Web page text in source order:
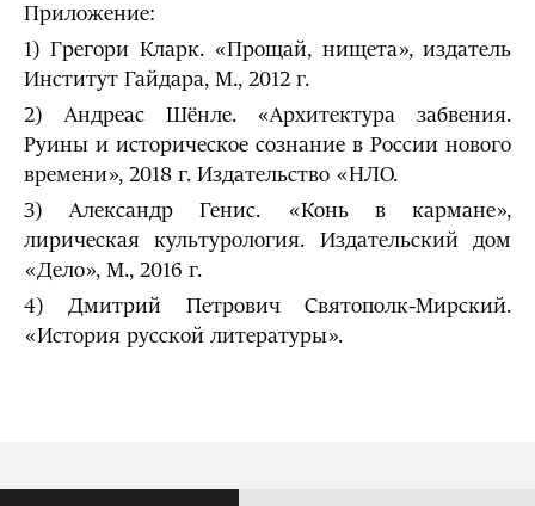
Приложение:
1) Грегори Кларк. «Прощай, нищета», издатель
Институт Гайдара, М., 2012 г.
2) Андреас Шёнле. «Архитектура забвения.
Руины и историческое сознание в России нового
времени», 2018 г. Издательство «НЛО.
3) Александр Генис. «Конь в кармане»,
лирическая культурология. Издательский дом
«Дело», М., 2016 г.
4) Дмитрий Петрович Святополк-Мирский.
«История русской литературы».